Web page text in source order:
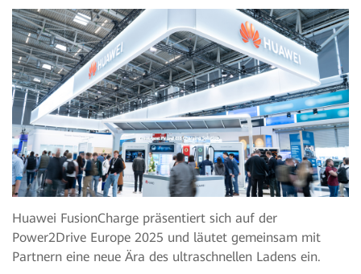
Huawei FusionCharge präsentiert sich auf der
Power2Drive Europe 2025 und läutet gemeinsam mit
Partnern eine neue Ära des ultraschnellen Ladens ein.